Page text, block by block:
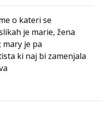
o kateri se
je marie, žena
je pa
ki naj bi zamenjala